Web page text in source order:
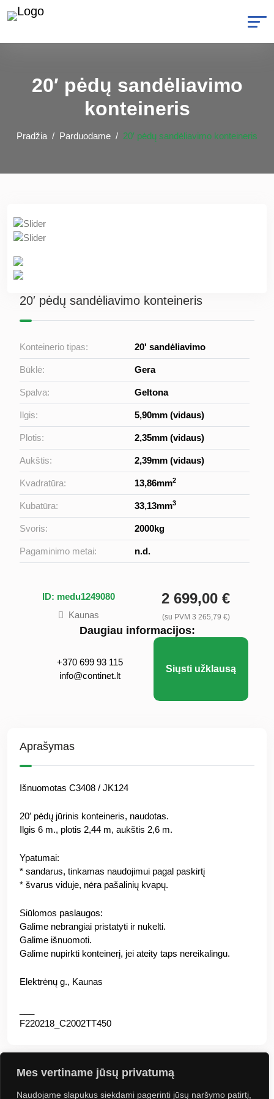
Mes vertiname jūsų privatumą
Naudojame slapukus siekdami pagerinti jūsų naršymo patirtį,
20′ pėdų sandėliavimo
konteineris
Pradžia Parduodame 20′ pėdų sandėliavimo konteineris
20′ pėdų sandėliavimo konteineris
Konteinerio tipas: 20' sandėliavimo
Būklė: Gera
Spalva: Geltona
Ilgis: 5,90mm (vidaus)
Plotis: 2,35mm (vidaus)
Aukštis: 2,39mm (vidaus)
Kvadratūra: 13,86mm2
Kubatūra: 33,13mm3
Svoris: 2000kg
Pagaminimo metai: n.d.
ID: medu1249080
Kaunas
2 699,00 €
(su PVM 3 265,79 €)
Daugiau informacijos:
+370 699 93 115
info@continet.lt
Siųsti užklausą
Aprašymas
Išnuomotas C3408 / JK124
20′ pėdų jūrinis konteineris, naudotas.
Ilgis 6 m., plotis 2,44 m, aukštis 2,6 m.
Ypatumai:
* sandarus, tinkamas naudojimui pagal paskirtį
* švarus viduje, nėra pašalinių kvapų.
Siūlomos paslaugos:
Galime nebrangiai pristatyti ir nukelti.
Galime išnuomoti.
Galime nupirkti konteinerį, jei ateity taps nereikalingu.
Elektrėnų g., Kaunas
F220218_C2002TT450